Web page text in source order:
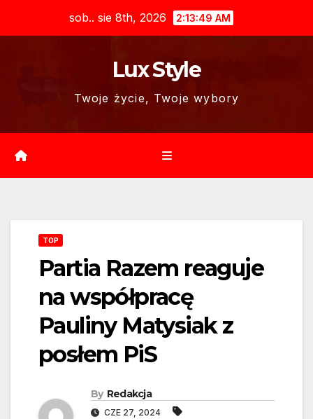
sob.. sie 8th, 2026 2:13:50 AM
Lux Style
Twoje życie, Twoje wybory
TOP
Partia Razem reaguje
na współpracę
Pauliny Matysiak z
posłem PiS
By Redakcja
CZE 27, 2024